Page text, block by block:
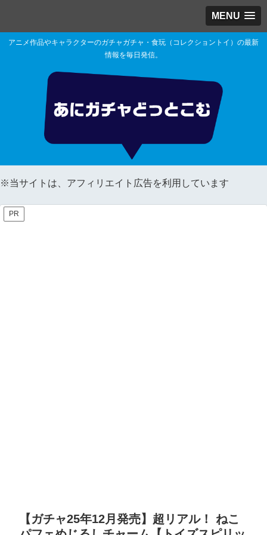
MENU
アニメ作品やキャラクターのガチャガチャ・食玩（コレクショントイ）の最新
情報を毎日発信。
※当サイトは、アフィリエイト広告を利用しています
PR
【ガチャ25年12月発売】超リアル！ ねこ